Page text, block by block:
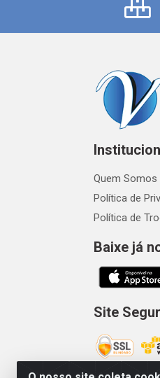
Quem Somos
Política de
Política de
Baixe já
Site